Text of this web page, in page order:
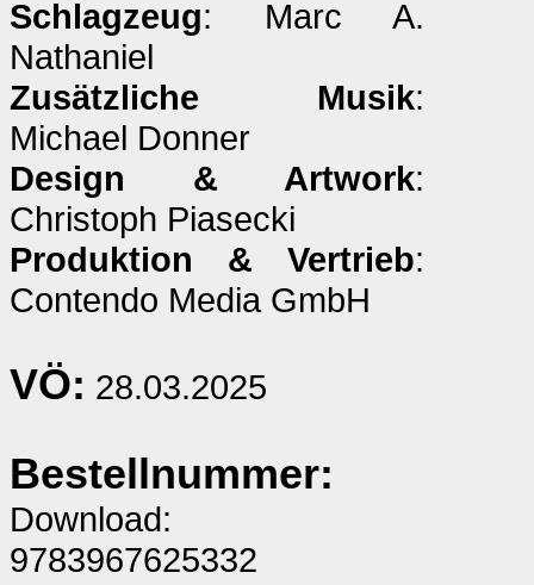
Schlagzeug: Marc A.
Nathaniel
Zusätzliche Musik:
Michael Donner
Design & Artwork:
Christoph Piasecki
Produktion & Vertrieb:
Contendo Media GmbH
VÖ: 28.03.2025
Bestellnummer:
Download:
9783967625332